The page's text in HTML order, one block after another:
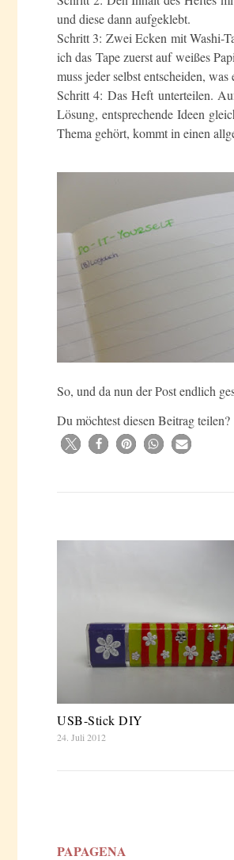
und diese dann aufgeklebt.
Schritt 3: Zwei Ecken mit Washi-
ich das Tape zuerst auf weißes
muss jeder selbst entscheiden,
Schritt 4: Das Heft unterteilen.
Lösung, entsprechende Ideen
Thema gehört, kommt in einen
So, und da nun der Post endlich
Du möchtest diesen Beitrag teilen?
USB-Stick DIY
24. Juli 2012
PAPAGENA